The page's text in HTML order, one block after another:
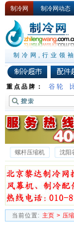
制冷网 制冷网动态
制冷网,行业领袖
重点品牌： 谷轮
螺杆压缩机 沈阳
沈一冷半封闭压缩机
当前位置: 主页 > 压